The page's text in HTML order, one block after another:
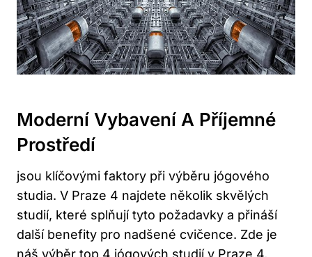
Moderní⁣ Vybavení A Příjemné⁢
Prostředí
jsou klíčovými faktory při výběru jógového
studia. ⁢V⁢ Praze‌ 4 najdete několik ‌skvělých
studií, které​ splňují tyto požadavky​ a​ přináší
další benefity pro nadšené cvičence.‍ Zde je‍
náš výběr top ​4 jógových studií v Praze 4,